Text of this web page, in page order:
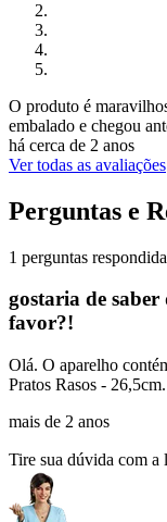
O produto é
embalado e chegou
há cerca de 2 anos
Ver todas as avaliações
Perguntas e
1 perguntas
gostaria de
favor?!
Olá. O aparelho
Pratos Rasos -
mais de 2 anos
Tire sua dúvida com a